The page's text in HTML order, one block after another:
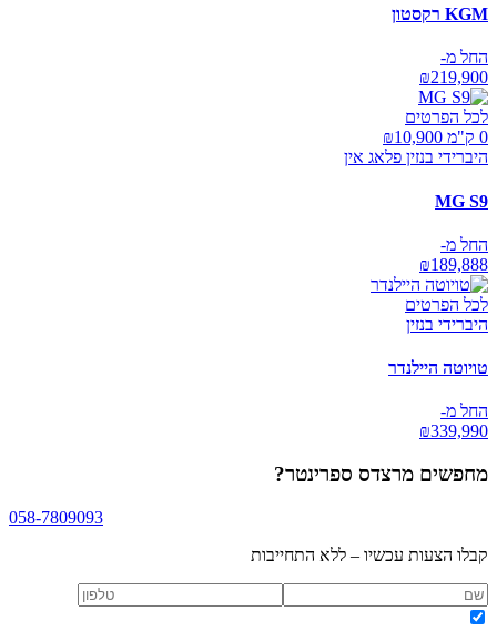
KGM רקסטון
החל מ-
₪219,900
לכל הפרטים
0 ק"מ ₪
10,900
היברידי בנזין פלאג אין
MG S9
החל מ-
₪189,888
לכל הפרטים
היברידי בנזין
טויוטה היילנדר
החל מ-
₪339,990
מחפשים מרצדס ספרינטר?
058-7809093
קבלו הצעות עכשיו – ללא התחייבות